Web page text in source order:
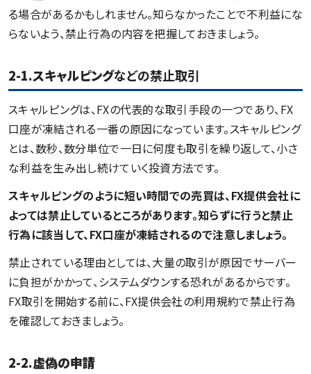
る場合があるかもしれません。知らなかったことで不利益にな
らないよう、禁止行為の内容を把握しておきましょう。
2-1.スキャルピングなどの禁止取引
スキャルピングは、FXの代表的な取引手段の一つであり、FX
口座が凍結される一番の原因になっています。スキャルピング
とは、数秒、数分単位で一日に何度も取引を繰り返して、小さ
な利益を生み出し続けていく投資方法です。
スキャルピングのように短い時間での売買は、 FX提供会社に
よっては禁止しているところがあります。知らずに行うと禁止
行為に該当して、FX口座が凍結されるので注意しましょう。
禁止されている理由としては、大量の取引が原因でサーバー
に負担がかかって、システムダウンする恐れがあるからです。
FX取引を開始する前に、FX提供会社の利用規約で禁止行為
を確認しておきましょう。
2-2.虚偽の申請